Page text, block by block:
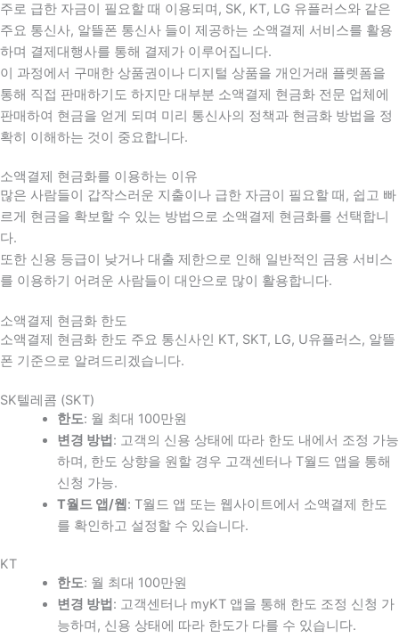
주로 급한 자금이 필요할 때 이용되며, SK, KT, LG 유플러스와 같은
주요 통신사, 알뜰폰 통신사 들이 제공하는 소액결제 서비스를 활용
하며 결제대행사를 통해 결제가 이루어집니다.
이 과정에서 구매한 상품권이나 디지털 상품을 개인거래 플렛폼을
통해 직접 판매하기도 하지만 대부분 소액결제 현금화 전문 업체에
판매하여 현금을 얻게 되며 미리 통신사의 정책과 현금화 방법을 정
확히 이해하는 것이 중요합니다.
소액결제 현금화를 이용하는 이유
많은 사람들이 갑작스러운 지출이나 급한 자금이 필요할 때 , 쉽고 빠
르게 현금을 확보할 수 있는 방법으로 소액결제 현금화를 선택합니
다.
또한 신용 등급이 낮거나 대출 제한으로 인해 일반적인 금융 서비스
를 이용하기 어려운 사람들이 대안으로 많이 활용합니다.
소액결제 현금화 한도
소액결제 현금화 한도 주요 통신사인 KT, SKT, LG, U유플러스, 알뜰
폰 기준으로 알려드리겠습니다.
SK텔레콤 (SKT)
한도: 월 최대 100만원
변경 방법 : 고객의 신용 상태에 따라 한도 내에서 조정 가능
하며, 한도 상향을 원할 경우 고객센터나 T월드 앱을 통해
신청 가능.
T월드 앱/웹 : T월드 앱 또는 웹사이트에서 소액결제 한도
를 확인하고 설정할 수 있습니다.
KT
한도: 월 최대 100만원
변경 방법 : 고객센터나 myKT 앱을 통해 한도 조정 신청 가
능하며, 신용 상태에 따라 한도가 다를 수 있습니다.